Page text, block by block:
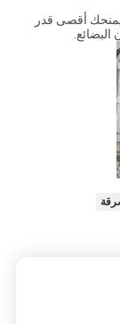
أقصى قدر
البضائع.